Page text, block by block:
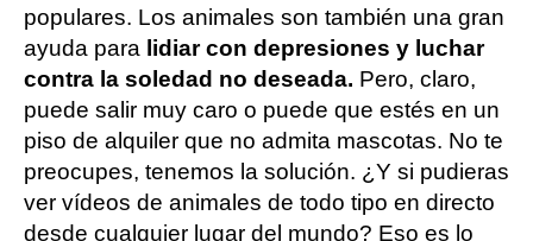
populares. Los animales son también una gran
ayuda para lidiar con depresiones y luchar
contra la soledad no deseada. Pero, claro,
puede salir muy caro o puede que estés en un
piso de alquiler que no admita mascotas. No te
preocupes, tenemos la solución. ¿Y si pudieras
ver vídeos de animales de todo tipo en directo
desde cualquier lugar del mundo? Eso es lo